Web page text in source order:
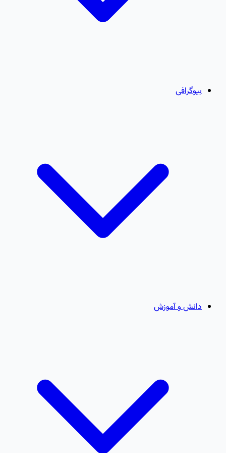
بیوگرافی
دانش و آموزش